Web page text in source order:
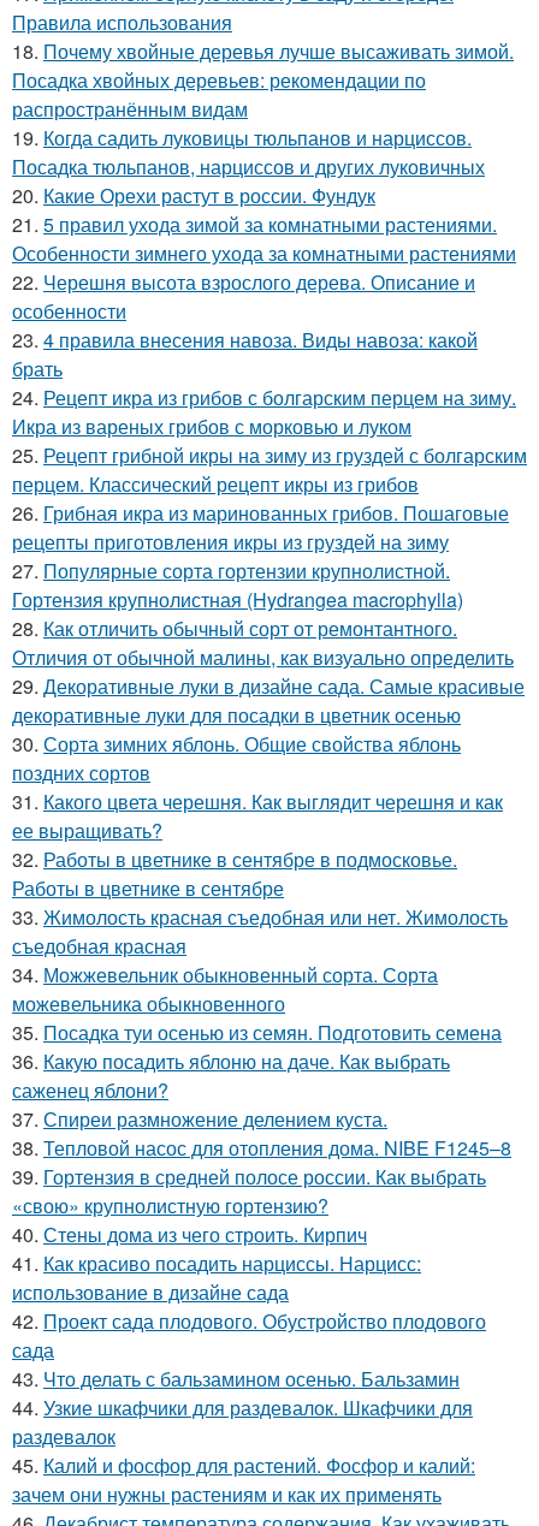
Правила использования
18. Почему хвойные деревья лучше высаживать зимой.
Посадка хвойных деревьев: рекомендации по
распространённым видам
19. Когда садить луковицы тюльпанов и нарциссов.
Посадка тюльпанов, нарциссов и других луковичных
20. Какие Орехи растут в россии. Фундук
21. 5 правил ухода зимой за комнатными растениями.
Особенности зимнего ухода за комнатными растениями
22. Черешня высота взрослого дерева. Описание и
особенности
23. 4 правила внесения навоза. Виды навоза: какой
брать
24. Рецепт икра из грибов с болгарским перцем на зиму.
Икра из вареных грибов с морковью и луком
25. Рецепт грибной икры на зиму из груздей с болгарским
перцем. Классический рецепт икры из грибов
26. Грибная икра из маринованных грибов. Пошаговые
рецепты приготовления икры из груздей на зиму
27. Популярные сорта гортензии крупнолистной.
Гортензия крупнолистная (Hydrangea macrophylla)
28. Как отличить обычный сорт от ремонтантного.
Отличия от обычной малины, как визуально определить
29. Декоративные луки в дизайне сада. Самые красивые
декоративные луки для посадки в цветник осенью
30. Сорта зимних яблонь. Общие свойства яблонь
поздних сортов
31. Какого цвета черешня. Как выглядит черешня и как
ее выращивать?
32. Работы в цветнике в сентябре в подмосковье.
Работы в цветнике в сентябре
33. Жимолость красная съедобная или нет. Жимолость
съедобная красная
34. Можжевельник обыкновенный сорта. Сорта
можевельника обыкновенного
35. Посадка туи осенью из семян. Подготовить семена
36. Какую посадить яблоню на даче. Как выбрать
саженец яблони?
37. Спиреи размножение делением куста.
38. Тепловой насос для отопления дома. NIBE F1245–8
39. Гортензия в средней полосе россии. Как выбрать
«свою» крупнолистную гортензию?
40. Стены дома из чего строить. Кирпич
41. Как красиво посадить нарциссы. Нарцисс:
использование в дизайне сада
42. Проект сада плодового. Обустройство плодового
сада
43. Что делать с бальзамином осенью. Бальзамин
44. Узкие шкафчики для раздевалок. Шкафчики для
раздевалок
45. Калий и фосфор для растений. Фосфор и калий:
зачем они нужны растениям и как их применять